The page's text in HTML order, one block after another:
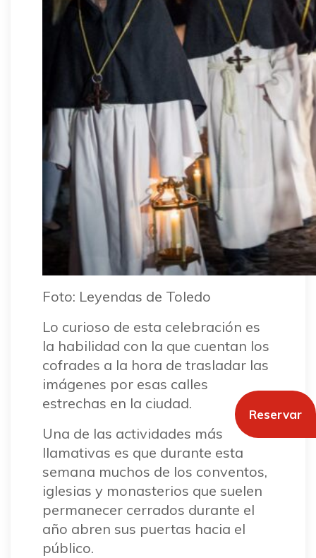
Foto: Leyendas de Toledo
Lo curioso de esta celebración es
la habilidad con la que cuentan los
cofrades a la hora de trasladar las
imágenes por esas calles
estrechas en la ciudad.
Una de las actividades más
llamativas es que durante esta
semana muchos de los conventos,
iglesias y monasterios que suelen
permanecer cerrados durante el
año abren sus puertas hacia el
público.
Reservar